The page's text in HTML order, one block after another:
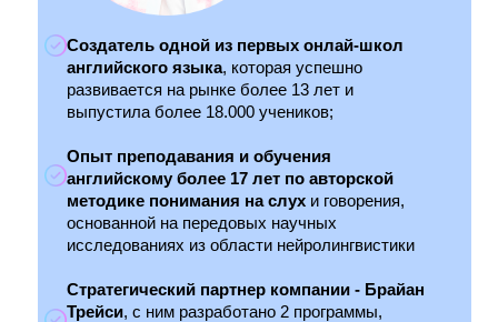
Создатель одной из первых онлай-школ
английского языка, которая успешно
развивается на рынке более 13 лет и
выпустила более 18.000 учеников;
Опыт преподавания и обучения
английскому более 17 лет по авторской
методике понимания на слух и говорения,
основанной на передовых научных
исследованиях из области нейролингвистики
Стратегический партнер компании - Брайан
Трейси, с ним разработано 2 программы,